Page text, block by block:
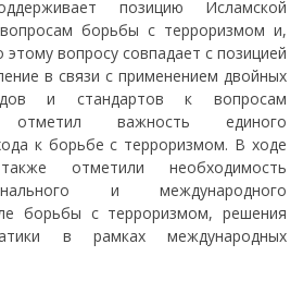
позицию Исламской
борьбы с терроризмом и,
вопросу совпадает с позицией
в связи с применением двойных
и стандартов к вопросам
важность единого
к борьбе с терроризмом. В ходе
отметили необходимость
и международного
борьбы с терроризмом, решения
в рамках международных